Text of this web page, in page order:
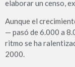
elaborar un censo,
Aunque el
— pasó de 6.000 a
ritmo se ha
2000.